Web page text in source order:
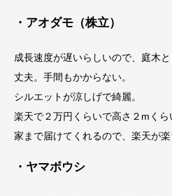
・アオダモ（株立）
成長速度が遅いらしいので、庭木と
丈夫。手間もかからない。
シルエットが涼しげで綺麗。
楽天で２万円くらいで高さ２mくら
家まで届けてくれるので、楽天が楽
・ヤマボウシ